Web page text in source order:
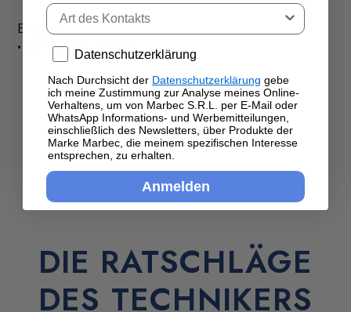
Ertrag:
• ca. 1lt / 30 -40 m².
DIE RATSCHLÄGE
DES TECHNIKERS
Tipo di contatto
Privacy policy
Datenschutzerklärung
Nach Durchsicht der Datenschutzerklärung gebe
ich meine Zustimmung zur Analyse meines Online-
Verhaltens, um von Marbec S.R.L. per E-Mail oder
WhatsApp Informations- und Werbemitteilungen,
einschließlich des Newsletters, über Produkte der
Marke Marbec, die meinem spezifischen Interesse
entsprechen, zu erhalten.
Anmelden